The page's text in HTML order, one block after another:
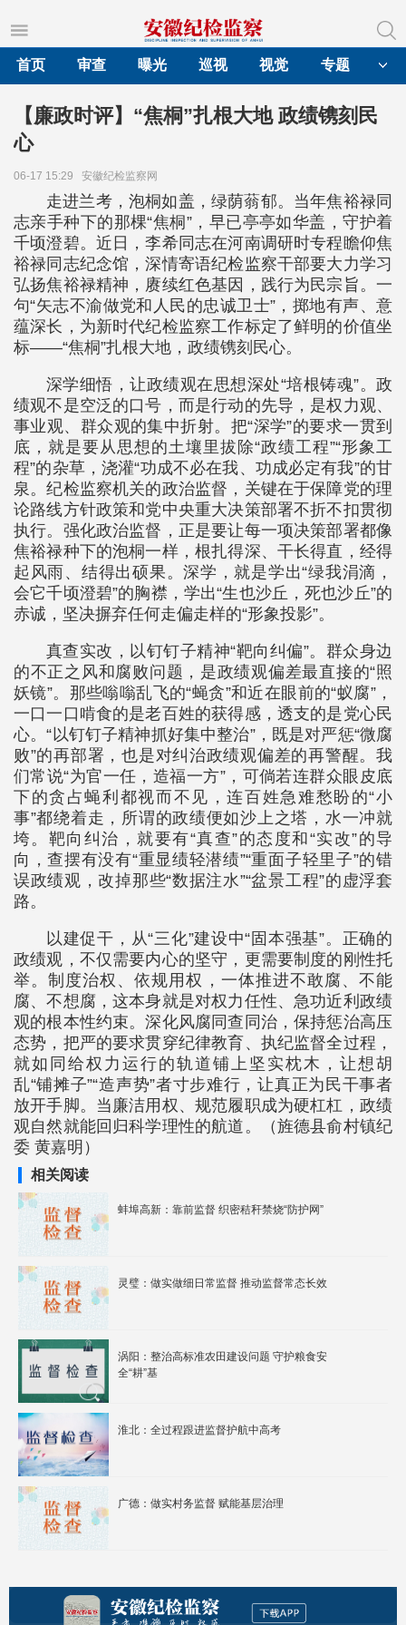
首页
审查 曝光 巡视 视觉 专题
【廉政时评】“焦桐”扎根大地 政绩镌刻民
心
06-17 15:29 安徽纪检监察网
走进兰考，泡桐如盖，绿荫蓊郁。当年焦裕禄同
志亲手种下的那棵“焦桐”，早已亭亭如华盖，守护着
千顷澄碧。近日，李希同志在河南调研时专程瞻仰焦
裕禄同志纪念馆，深情寄语纪检监察干部要大力学习
弘扬焦裕禄精神，赓续红色基因，践行为民宗旨。一
句“矢志不渝做党和人民的忠诚卫士”，掷地有声、意
蕴深长，为新时代纪检监察工作标定了鲜明的价值坐
标——“焦桐”扎根大地，政绩镌刻民心。
深学细悟，让政绩观在思想深处“培根铸魂”。政
绩观不是空泛的口号，而是行动的先导，是权力观、
事业观、群众观的集中折射。把“深学”的要求一贯到
底，就是要从思想的土壤里拔除“政绩工程”“形象工
程”的杂草，浇灌“功成不必在我、功成必定有我”的甘
泉。纪检监察机关的政治监督，关键在于保障党的理
论路线方针政策和党中央重大决策部署不折不扣贯彻
执行。强化政治监督，正是要让每一项决策部署都像
焦裕禄种下的泡桐一样，根扎得深、干长得直，经得
起风雨、结得出硕果。深学，就是学出“绿我涓滴，
会它千顷澄碧”的胸襟，学出“生也沙丘，死也沙丘”的
赤诚，坚决摒弃任何走偏走样的“形象投影”。
真查实改，以钉钉子精神“靶向纠偏”。群众身边
的不正之风和腐败问题，是政绩观偏差最直接的“照
妖镜”。那些嗡嗡乱飞的“蝇贪”和近在眼前的“蚁腐”，
一口一口啃食的是老百姓的获得感，透支的是党心民
心。“以钉钉子精神抓好集中整治”，既是对严惩“微腐
败”的再部署，也是对纠治政绩观偏差的再警醒。我
们常说“为官一任，造福一方”，可倘若连群众眼皮底
下的贪占蝇利都视而不见，连百姓急难愁盼的“小
事”都绕着走，所谓的政绩便如沙上之塔，水一冲就
垮。靶向纠治，就要有“真查”的态度和“实改”的导
向，查摆有没有“重显绩轻潜绩”“重面子轻里子”的错
误政绩观，改掉那些“数据注水”“盆景工程”的虚浮套
路。
以建促干，从“三化”建设中“固本强基”。正确的
政绩观，不仅需要内心的坚守，更需要制度的刚性托
举。制度治权、依规用权，一体推进不敢腐、不能
腐、不想腐，这本身就是对权力任性、急功近利政绩
观的根本性约束。深化风腐同查同治，保持惩治高压
态势，把严的要求贯穿纪律教育、执纪监督全过程，
就如同给权力运行的轨道铺上坚实枕木，让想胡
乱“铺摊子”“造声势”者寸步难行，让真正为民干事者
放开手脚。当廉洁用权、规范履职成为硬杠杠，政绩
观自然就能回归科学理性的航道。（旌德县俞村镇纪
委 黄嘉明）
相关阅读
蚌埠高新：靠前监督 织密秸秆禁烧“防护网”
灵璧：做实做细日常监督 推动监督常态长效
涡阳：整治高标准农田建设问题 守护粮食安
全“耕”基
淮北：全过程跟进监督护航中高考
广德：做实村务监督 赋能基层治理